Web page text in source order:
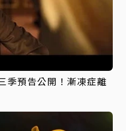
季預告公開！漸凍症離